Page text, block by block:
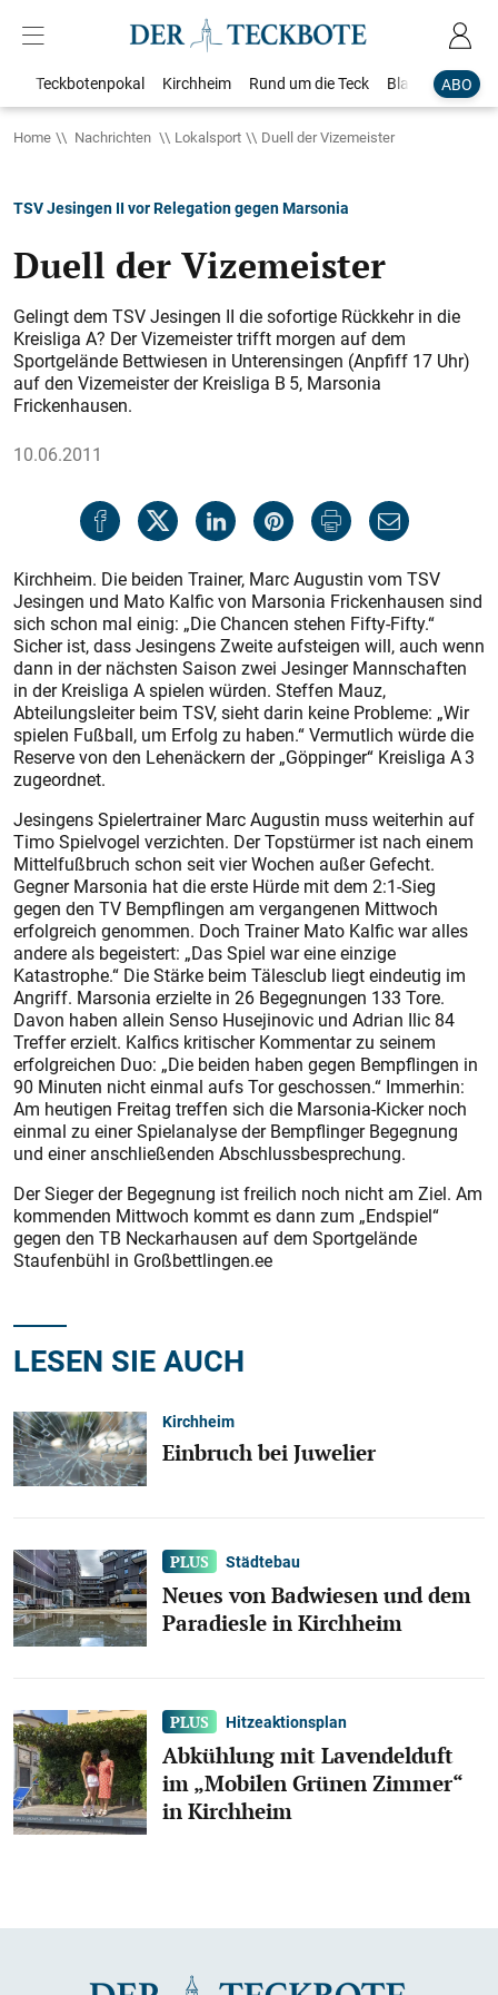
ABO
Teckbotenpokal Kirchheim Rund um die Teck Blaulicht
Home Nachrichten Lokalsport Duell der Vizemeister
TSV Jesingen II vor Relegation gegen Marsonia
Duell der Vizemeister
Gelingt dem TSV Jesingen II die sofortige Rückkehr in die
Kreisliga A? Der Vizemeister trifft morgen auf dem
Sportgelände Bettwiesen in Unterensingen (Anpfiff 17 Uhr)
auf den Vizemeister der Kreisliga B 5, Marsonia
Frickenhausen.
10.06.2011
Kirchheim. Die beiden Trainer, Marc Augustin vom TSV
Jesingen und Mato Kalfic von Marsonia Frickenhausen sind
sich schon mal einig: „Die Chancen stehen Fifty-Fifty.“
Sicher ist, dass Jesingens Zweite aufsteigen will, auch wenn
dann in der nächsten Saison zwei Jesinger Mannschaften
in der Kreisliga A spielen würden. Steffen Mauz,
Abteilungsleiter beim TSV, sieht darin keine Probleme: „Wir
spielen Fußball, um Erfolg zu haben.“ Vermutlich würde die
Reserve von den Lehenäckern der „Göppinger“ Kreisliga A 3
zugeordnet.
Jesingens Spielertrainer Marc Augustin muss weiterhin auf
Timo Spielvogel verzichten. Der Topstürmer ist nach einem
Mittelfußbruch schon seit vier Wochen außer Gefecht.
Gegner Marsonia hat die erste Hürde mit dem 2:1-Sieg
gegen den TV Bempflingen am vergangenen Mittwoch
erfolgreich genommen. Doch Trainer Mato Kalfic war alles
andere als begeistert: „Das Spiel war eine einzige
Katastrophe.“ Die Stärke beim Tälesclub liegt eindeutig im
Angriff. Marsonia erzielte in 26 Begegnungen 133 Tore.
Davon haben allein Senso Husejinovic und Adrian Ilic 84
Treffer erzielt. Kalfics kritischer Kommentar zu seinem
erfolgreichen Duo: „Die beiden haben gegen Bempflingen in
90 Minuten nicht einmal aufs Tor geschossen.“ Immerhin:
Am heutigen Freitag treffen sich die Marsonia-Kicker noch
einmal zu einer Spielanalyse der Bempflinger Begegnung
und einer anschließenden Abschlussbesprechung.
Der Sieger der Begegnung ist freilich noch nicht am Ziel. Am
kommenden Mittwoch kommt es dann zum „Endspiel“
gegen den TB Neckarhausen auf dem Sportgelände
Staufenbühl in Großbettlingen.ee
LESEN SIE AUCH
Kirchheim
Einbruch bei Juwelier
Städtebau
Neues von Badwiesen und dem
Paradiesle in Kirchheim
Hitzeaktionsplan
Abkühlung mit Lavendelduft
im „Mobilen Grünen Zimmer“
in Kirchheim